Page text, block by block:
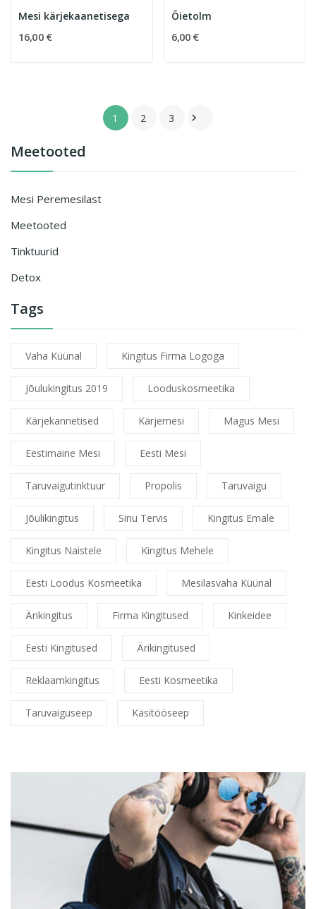
Meetooted
Mesi Peremesilast
Meetooted
Tinktuurid
Detox
Tags
Vaha Küünal Kingitus Firma Logoga
Jõulukingitus 2019 Looduskosmeetika
Kärjekannetised Kärjemesi Magus Mesi
Eestimaine Mesi Eesti Mesi
Taruvaigutinktuur Propolis Taruvaigu
Jõulikingitus Sinu Tervis Kingitus Emale
Kingitus Naistele Kingitus Mehele
Eesti Loodus Kosmeetika Mesilasvaha Küünal
Ärikingitus Firma Kingitused Kinkeidee
Eesti Kingitused Ärikingitused
Reklaamkingitus Eesti Kosmeetika
Taruvaiguseep Käsitööseep
Mesi kärjekaanetisega
16,00 €
Õietolm
6,00 €
1 2 3 